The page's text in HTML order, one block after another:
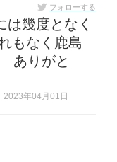
フォローする
は幾度となく
もなく鹿島
ありがと
2023年04月01日